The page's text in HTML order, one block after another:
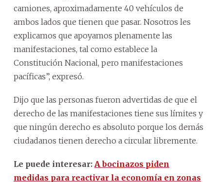
camiones, aproximadamente 40 vehículos de
ambos lados que tienen que pasar. Nosotros les
explicamos que apoyamos plenamente las
manifestaciones, tal como establece la
Constitución Nacional, pero manifestaciones
pacíficas”, expresó.
Dijo que las personas fueron advertidas de que el
derecho de las manifestaciones tiene sus límites y
que ningún derecho es absoluto porque los demás
ciudadanos tienen derecho a circular libremente.
Le puede interesar: A bocinazos piden
medidas para reactivar la economía en zonas